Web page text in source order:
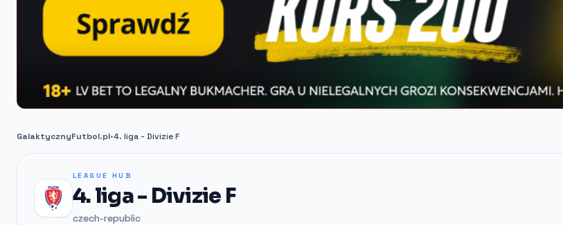
GalaktycznyFutbol.pl•4. liga - Divizie F
LEAGUE HUB
4. liga - Divizie F
czech-republic